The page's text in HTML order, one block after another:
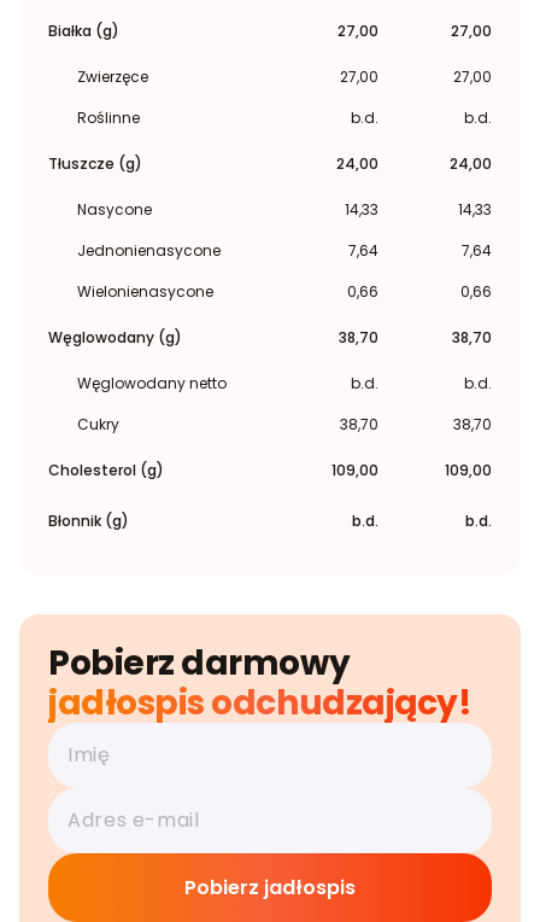
Białka (g) 27,00 27,00
Zwierzęce 27,00
27,00
Roślinne
b.d. b.d.
Tłuszcze (g) 24,00 24,00
Nasycone 14,33
14,33
Jednonienasycone
7,64
7,64
Wielonienasycone
0,66 0,66
Węglowodany (g) 38,70 38,70
Węglowodany netto b.d.
b.d.
Cukry
38,70 38,70
Cholesterol (g) 109,00 109,00
Błonnik (g) b.d. b.d.
Pobierz darmowy
jadłospis odchudzający!